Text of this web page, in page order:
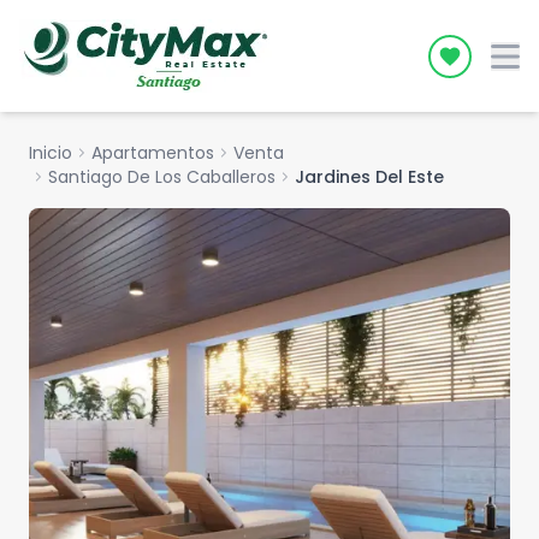
Icon
Inicio chevron_right Apartamentos chevron_right Venta
chevron_right Santiago De Los Caballeros chevron_right Jardines Del Este